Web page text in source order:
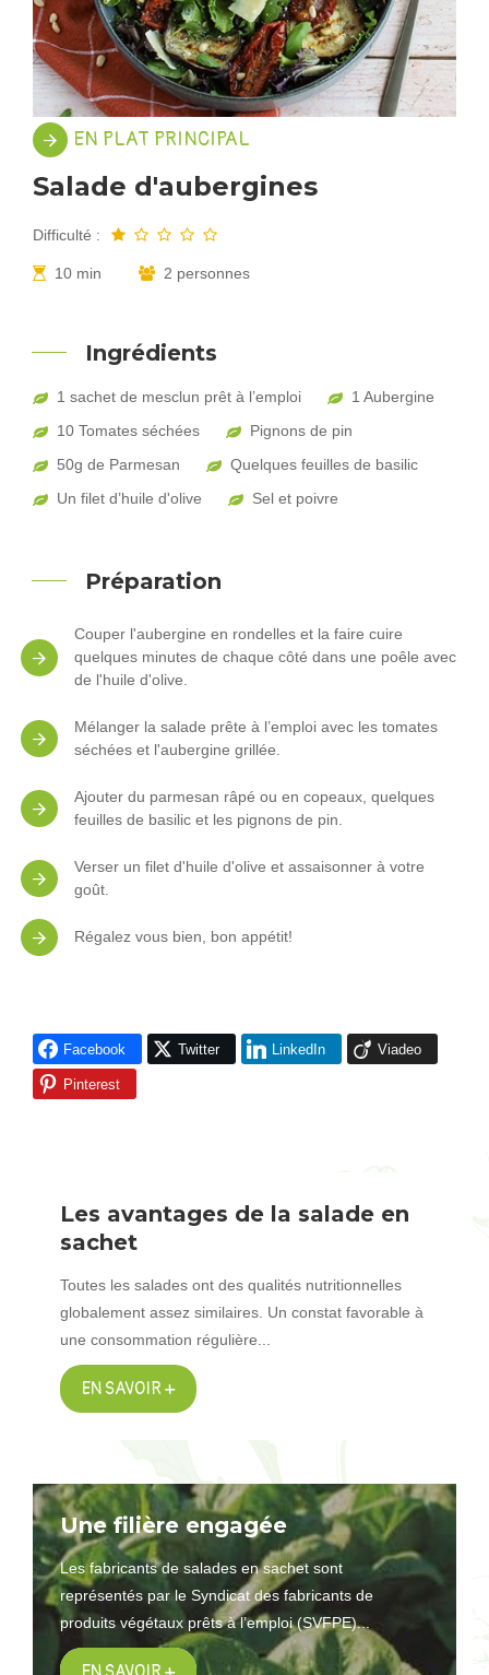
EN PLAT PRINCIPAL
Salade d'aubergines
Difficulté :
10 min 2 personnes
Ingrédients
1 sachet de mesclun prêt à l’emploi
1 Aubergine
10 Tomates séchées
Pignons de pin
50g de Parmesan
Quelques feuilles de basilic
Un filet d’huile d'olive
Sel et poivre
Préparation
Couper l'aubergine en rondelles et la faire cuire
quelques minutes de chaque côté dans une poêle avec
de l'huile d'olive.
Mélanger la salade prête à l’emploi avec les tomates
séchées et l'aubergine grillée.
Ajouter du parmesan râpé ou en copeaux, quelques
feuilles de basilic et les pignons de pin.
Verser un filet d'huile d'olive et assaisonner à votre
goût.
Régalez vous bien, bon appétit!
Facebook Twitter LinkedIn Viadeo
Pinterest
Les avantages de la salade en
sachet
Toutes les salades ont des qualités nutritionnelles
globalement assez similaires. Un constat favorable à
une consommation régulière...
EN SAVOIR +
Une filière engagée
Les fabricants de salades en sachet sont
représentés par le Syndicat des fabricants de
produits végétaux prêts à l’emploi (SVFPE)...